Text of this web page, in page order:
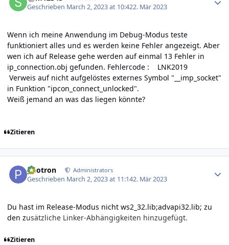
Geschrieben March 2, 2023 at 10:422. Mär 2023
Wenn ich meine Anwendung im Debug-Modus teste
funktioniert alles und es werden keine Fehler angezeigt. Aber
wen ich auf Release gehe werden auf einmal 13 Fehler in
ip_connection.obj gefunden. Fehlercode : LNK2019
Verweis auf nicht aufgelöstes externes Symbol "__imp_socket"
in Funktion "ipcon_connect_unlocked".
Weiß jemand an was das liegen könnte?
Zitieren
photron Administrators
Geschrieben March 2, 2023 at 11:142. Mär 2023
Du hast im Release-Modus nicht ws2_32.lib;advapi32.lib; zu
den zusätzliche Linker-Abhängigkeiten hinzugefügt.
Zitieren